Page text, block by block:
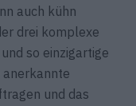
auch kühn
drei komplexe
so einzigartige
anerkannte
und das